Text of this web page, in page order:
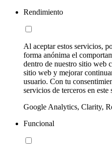
Rendimiento
Al aceptar estos servicios,
forma anónima el
dentro de nuestro sitio web
sitio web y mejorar
usuario. Con tu
servicios de terceros en este
Google Analytics, Clarity,
Funcional